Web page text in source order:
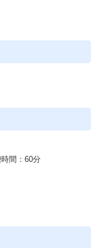
間：60分